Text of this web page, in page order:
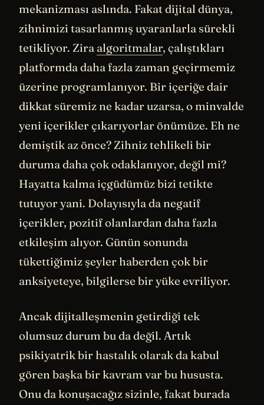
mekanizması aslında. Fakat dijital dünya,
zihnimizi tasarlanmış uyaranlarla sürekli
tetikliyor. Zira algoritmalar, çalıştıkları
platformda daha fazla zaman geçirmemiz
üzerine programlanıyor. Bir içeriğe dair
dikkat süremiz ne kadar uzarsa, o minvalde
yeni içerikler çıkarıyorlar önümüze. Eh ne
demiştik az önce? Zihniz tehlikeli bir
duruma daha çok odaklanıyor, değil mi?
Hayatta kalma içgüdümüz bizi tetikte
tutuyor yani. Dolayısıyla da negatif
içerikler, pozitif olanlardan daha fazla
etkileşim alıyor. Günün sonunda
tükettiğimiz şeyler haberden çok bir
anksiyeteye, bilgilerse bir yüke evriliyor.
Ancak dijitalleşmenin getirdiği tek
olumsuz durum bu da değil. Artık
psikiyatrik bir hastalık olarak da kabul
gören başka bir kavram var bu hususta.
Onu da konuşacağız sizinle, fakat burada